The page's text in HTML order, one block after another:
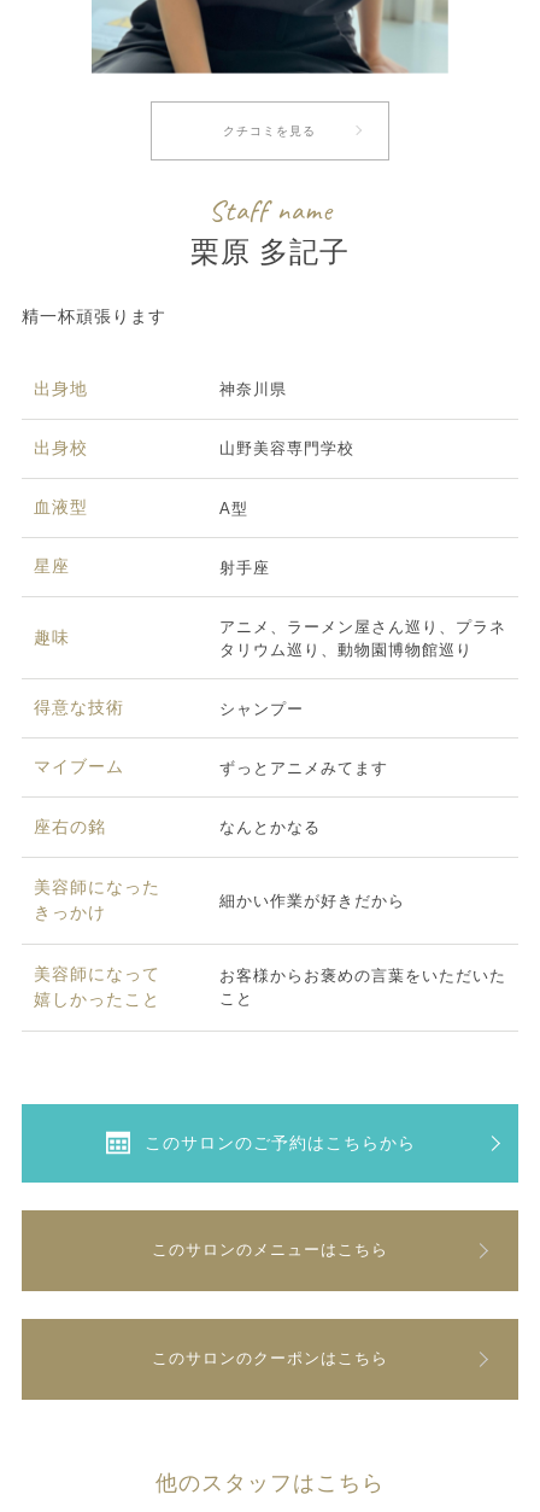
クチコミを見る
Staff name
栗原 多記子
精一杯頑張ります
出身地 神奈川県
出身校 山野美容専門学校
血液型 A型
星座 射手座
趣味
アニメ、ラーメン屋さん巡り、プラネ
タリウム巡り、動物園博物館巡り
得意な技術 シャンプー
マイブーム ずっとアニメみてます
座右の銘 なんとかなる
美容師になった
きっかけ
細かい作業が好きだから
美容師になって
嬉しかったこと
お客様からお褒めの言葉をいただいた
こと
このサロンのご予約はこちらから
このサロンのメニューはこちら
このサロンのクーポンはこちら
他のスタッフはこちら